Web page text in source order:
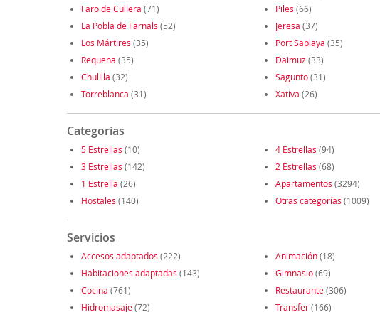
Faro de Cullera (71) Piles (66)
La Pobla de Farnals (52) Jeresa (37)
Los Mártires (35) Port Saplaya (35)
Requena (35) Daimuz (33)
Chulilla (32) Sagunto(31)
Torreblanca (31) Xativa (26)
Categorías
5 Estrellas (10) 4 Estrellas (94)
3 Estrellas (142) 2 Estrellas (68)
1 Estrella (26) Apartamentos (3294)
Hostales (140) Otras categorías (1009)
Servicios
Accesos adaptados (222) Animación(18)
Habitaciones adaptadas (143) Gimnasio(69)
Cocina (761) Restaurante(306)
Hidromasaje(72) Transfer(166)